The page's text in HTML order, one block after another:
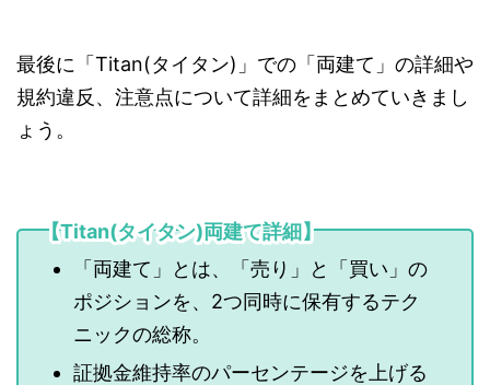
最後に「Titan(タイタン)」での「両建て」の詳細や
規約違反、注意点について詳細をまとめていきまし
ょう。
【Titan(タイタン)両建て詳細】
「両建て」とは、「売り」と「買い」の
ポジションを、2つ同時に保有するテク
ニックの総称。
証拠金維持率のパーセンテージを上げる